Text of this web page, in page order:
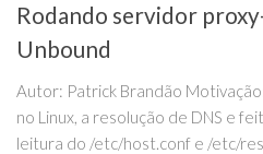
Rodando servidor
Unbound
Autor: Patrick Brandão
no Linux, a resolução de DNS e
leitura do /etc/host.conf e /etc/